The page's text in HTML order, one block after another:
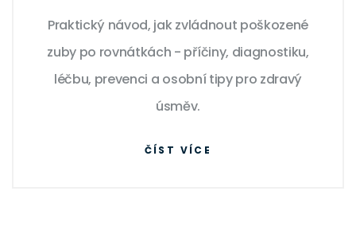
Praktický návod, jak zvládnout poškozené
zuby po rovnátkách - příčiny, diagnostiku,
léčbu, prevenci a osobní tipy pro zdravý
úsměv.
ČÍST VÍCE